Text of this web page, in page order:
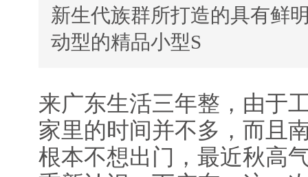
新生代族群所打造的具有鲜
动型的精品小型S
来广东生活三年整，由于
家里的时间并不多，而且
根本不想出门，最近秋高